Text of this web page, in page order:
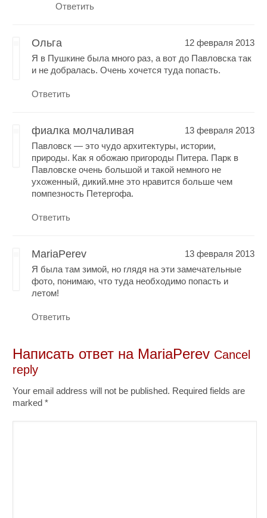
Ответить
Ольга
12 февраля 2013
Я в Пушкине была много раз, а вот до Павловска так
и не добралась. Очень хочется туда попасть.
Ответить
фиалка молчаливая
13 февраля 2013
Павловск — это чудо архитектуры, истории,
природы. Как я обожаю пригороды Питера. Парк в
Павловске очень большой и такой немного не
ухоженный, дикий.мне это нравится больше чем
помпезность Петергофа.
Ответить
MariaPerev
13 февраля 2013
Я была там зимой, но глядя на эти замечательные
фото, понимаю, что туда необходимо попасть и
летом!
Ответить
Написать ответ на MariaPerev Cancel
reply
Your email address will not be published. Required fields are
marked*